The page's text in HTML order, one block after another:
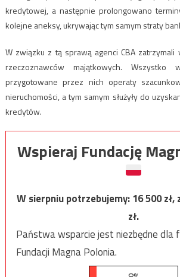
kredytowej, a następnie prolongowano
kolejne aneksy, ukrywając tym samym straty
W związku z tą sprawą agenci CBA
rzeczoznawców majątkowych.
przygotowane przez nich operaty
nieruchomości, a tym samym służyły do
kredytów.
Wspieraj Fundację
W sierpniu potrzebujemy:16 500zł,
zł.
Państwa wsparcie jest niezbędne dla
Fundacji Magna Polonia.